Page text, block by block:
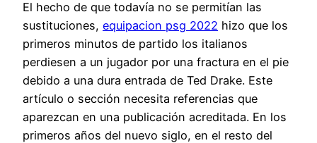
El hecho de que todavía no se permitían las
sustituciones, equipacion psg 2022 hizo que los
primeros minutos de partido los italianos
perdiesen a un jugador por una fractura en el pie
debido a una dura entrada de Ted Drake. Este
artículo o sección necesita referencias que
aparezcan en una publicación acreditada. En los
primeros años del nuevo siglo, en el resto del